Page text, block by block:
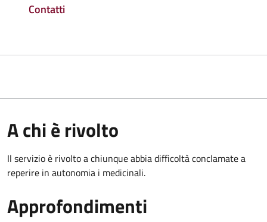
Contatti
A chi è rivolto
Il servizio è rivolto a chiunque abbia difficoltà conclamate a
reperire in autonomia i medicinali.
Approfondimenti